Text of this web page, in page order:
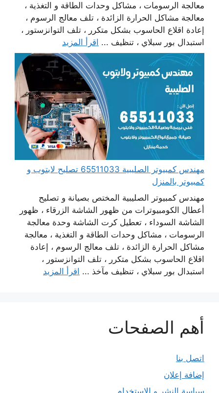
معالجة الرسومات ، مشاكل وحدات الطاقة و التغذية ،
معالجة مشاكل الحرارة الزائدة ، تلف معالج الرسوم ،
إعادة اقلاع الحاسوب بشكل متكرر ، تلف التوانزستور ،
استبدال بور سبلاي ، تنظيف ... اقرأ المزيد
مهندس كمبيوتر الصليبية 65511033 تصليح لابتوب و
كمبيوتر بالمنزل
مهندس كمبيوتر الصليبية المختص بصيانة و تصليح
أعطال الكومبيوترات من ظهور الشاشة الزرقاء ، ظهور
الشاشة السوداء ، تعطيل كرت الشاشة وحدة معالجة
الرسومات ، مشاكل وحدات الطاقة و التغذية ، معالجة
مشاكل الحرارة الزائدة ، تلف معالج الرسوم ، إعادة
اقلاع الحاسوب بشكل متكرر ، تلف التوانزستور ،
استبدال بور سبلاي ، تنظيف مآخذ ... اقرأ المزيد
أهم الصفحات
اتصل بنا
إضافة إعلان